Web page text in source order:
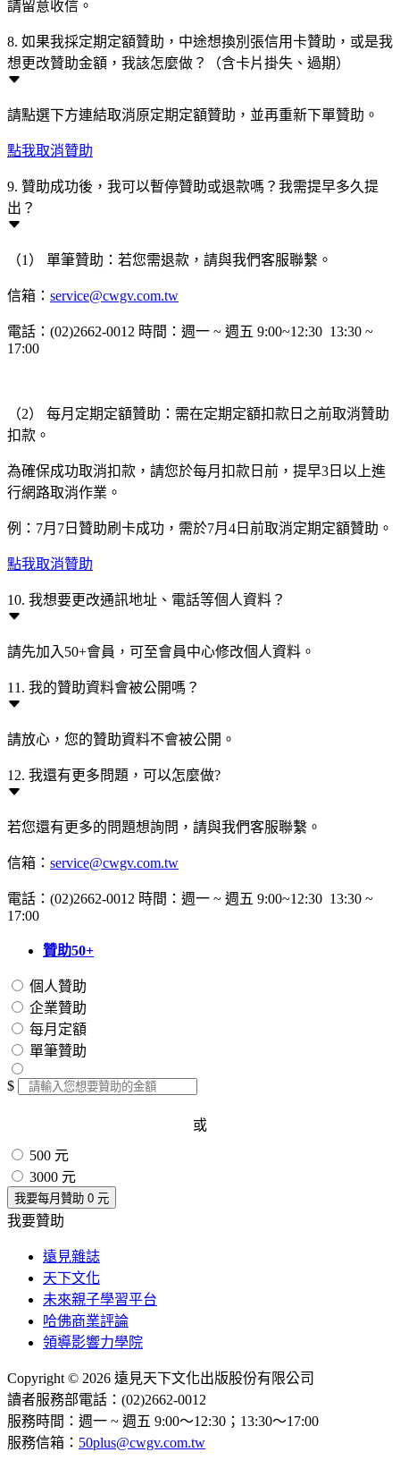
請留意收信。
8. 如果我採定期定額贊助，中途想換別張信用卡贊助，或是我
想更改贊助金額，我該怎麼做？（含卡片掛失、過期）
請點選下方連結取消原定期定額贊助，並再重新下單贊助。
點我取消贊助
9. 贊助成功後，我可以暫停贊助或退款嗎？我需提早多久提
出？
（1） 單筆贊助：若您需退款，請與我們客服聯繫。
信箱： service@cwgv.com.tw
電話：(02)2662-0012 時間：週一 ~ 週五 9:00~12:30 13:30 ~
17:00
（2） 每月定期定額贊助：需在定期定額扣款日之前取消贊助
扣款。
為確保成功取消扣款，請您於每月扣款日前，提早3日以上進
行網路取消作業。
例：7月7日贊助刷卡成功，需於7月4日前取消定期定額贊助。
點我取消贊助
10. 我想要更改通訊地址、電話等個人資料？
請先加入50+會員，可至會員中心修改個人資料。
11. 我的贊助資料會被公開嗎？
請放心，您的贊助資料不會被公開。
12. 我還有更多問題，可以怎麼做?
若您還有更多的問題想詢問，請與我們客服聯繫。
信箱： service@cwgv.com.tw
電話：(02)2662-0012 時間：週一 ~ 週五 9:00~12:30 13:30 ~
17:00
贊助50+
個人贊助
企業贊助
每月定額
單筆贊助
$
或
500 元
3000 元
我要每月贊助 0 元
我要贊助
遠見雜誌
天下文化
未來親子學習平台
哈佛商業評論
領導影響力學院
Copyright © 2026 遠見天下文化出版股份有限公司
讀者服務部電話：(02)2662-0012
服務時間：週一 ~ 週五 9:00～12:30；13:30～17:00
服務信箱： 50plus@cwgv.com.tw